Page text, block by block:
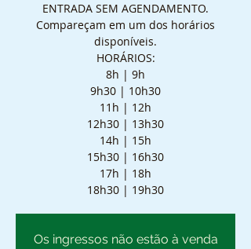
ENTRADA SEM AGENDAMENTO.
Compareçam em um dos horários
disponíveis.
HORÁRIOS:
8h | 9h
9h30 | 10h30
11h | 12h
12h30 | 13h30
14h | 15h
15h30 | 16h30
17h | 18h
18h30 | 19h30
Os ingressos não estão à venda